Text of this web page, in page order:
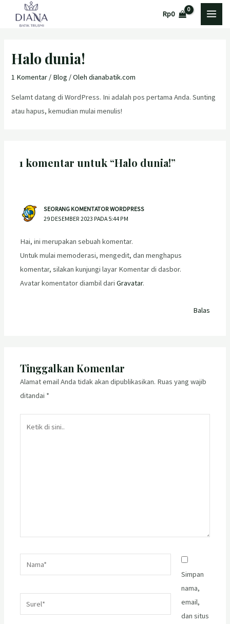
Rp0
Halo dunia!
1 Komentar / Blog / Olehdianabatik.com
Selamt datang di WordPress. Ini adalah pos pertama Anda. Sunting
atau hapus, kemudian mulai menulis!
1 komentar untuk “Halo dunia!”
SEORANG KOMENTATOR WORDPRESS
29 DESEMBER 2023 PADA 5:44 PM
Hai, ini merupakan sebuah komentar.
Untuk mulai memoderasi, mengedit, dan menghapus
komentar, silakan kunjungi layar Komentar di dasbor.
Avatar komentator diambil dariGravatar.
Balas
Tinggalkan Komentar
Alamat email Anda tidak akan dipublikasikan. Ruas yang wajib
ditandai *
Simpan
nama,
email,
dan situs